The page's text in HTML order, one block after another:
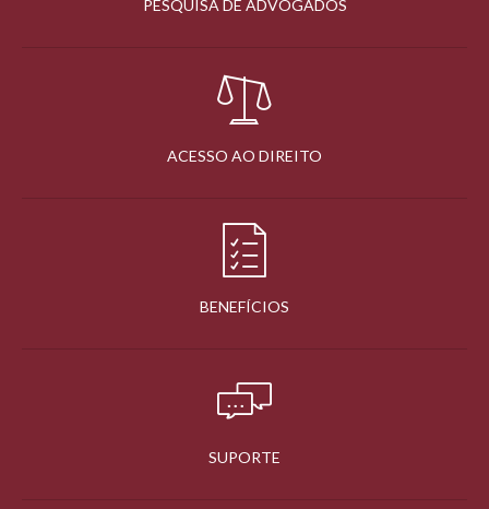
PESQUISA DE ADVOGADOS
ACESSO AO DIREITO
BENEFÍCIOS
SUPORTE